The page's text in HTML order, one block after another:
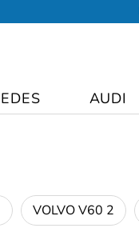
AUDI
VOLVO V60 2